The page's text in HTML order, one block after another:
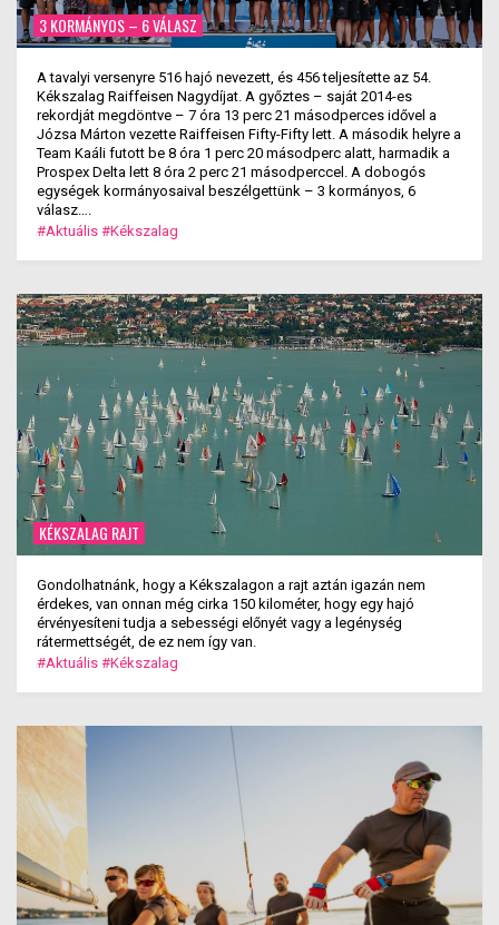
3 KORMÁNYOS – 6 VÁLASZ
A tavalyi versenyre 516 hajó nevezett, és 456 teljesítette az 54.
Kékszalag Raiffeisen Nagydíjat. A győztes – saját 2014-es
rekordját megdöntve – 7 óra 13 perc 21 másodperces idővel a
Józsa Márton vezette Raiffeisen Fifty-Fifty lett. A második helyre a
Team Kaáli futott be 8 óra 1 perc 20 másodperc alatt, harmadik a
Prospex Delta lett 8 óra 2 perc 21 másodperccel. A dobogós
egységek kormányosaival beszélgettünk – 3 kormányos, 6
válasz….
#Aktuális #Kékszalag
KÉKSZALAG RAJT
Gondolhatnánk, hogy a Kékszalagon a rajt aztán igazán nem
érdekes, van onnan még cirka 150 kilométer, hogy egy hajó
érvényesíteni tudja a sebességi előnyét vagy a legénység
rátermettségét, de ez nem így van.
#Aktuális #Kékszalag